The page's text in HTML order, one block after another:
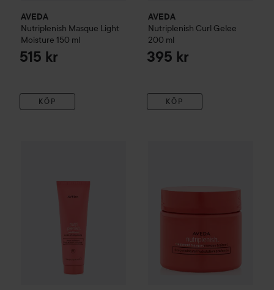
AVEDA
Nutriplenish Masque Light
Moisture 150 ml
515 kr
KÖP
AVEDA
Nutriplenish Curl Gelee
200 ml
395 kr
KÖP